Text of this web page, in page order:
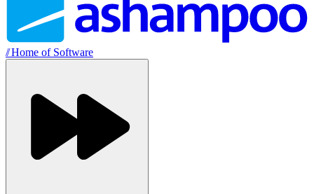
//Home of Software